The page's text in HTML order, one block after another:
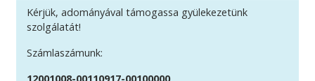
Kérjük, adományával támogassa gyülekezetünk
szolgálatát!
Számlaszámunk: